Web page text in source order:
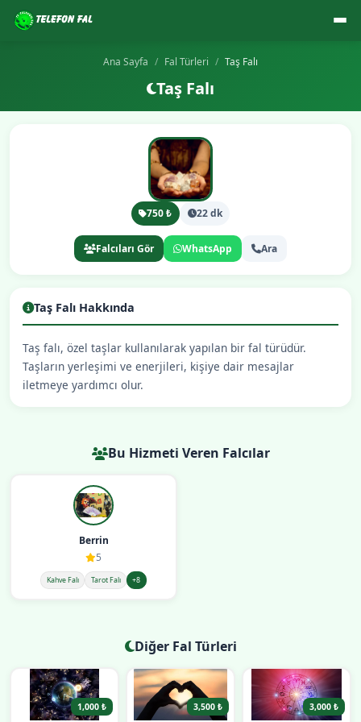
Ana Sayfa Fal Türleri Taş Falı
Taş Falı
750 ₺ 22 dk
Falcıları Gör WhatsApp Ara
Taş Falı Hakkında
Taş falı, özel taşlar kullanılarak yapılan bir fal türüdür.
Taşların yerleşimi ve enerjileri, kişiye dair mesajlar
iletmeye yardımcı olur.
Bu Hizmeti Veren Falcılar
Berrin
5
Kahve Falı Tarot Falı +8
Diğer Fal Türleri
1,000 ₺ 3,500 ₺ 3,000 ₺